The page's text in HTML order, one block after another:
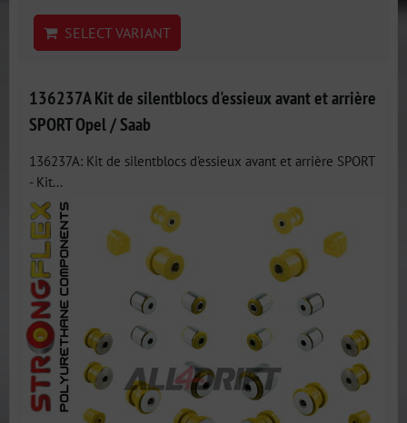
SELECT VARIANT
136237A Kit de silentblocs d'essieux avant et arrière
SPORT Opel / Saab
136237A: Kit de silentblocs d'essieux avant et arrière SPORT
- Kit...